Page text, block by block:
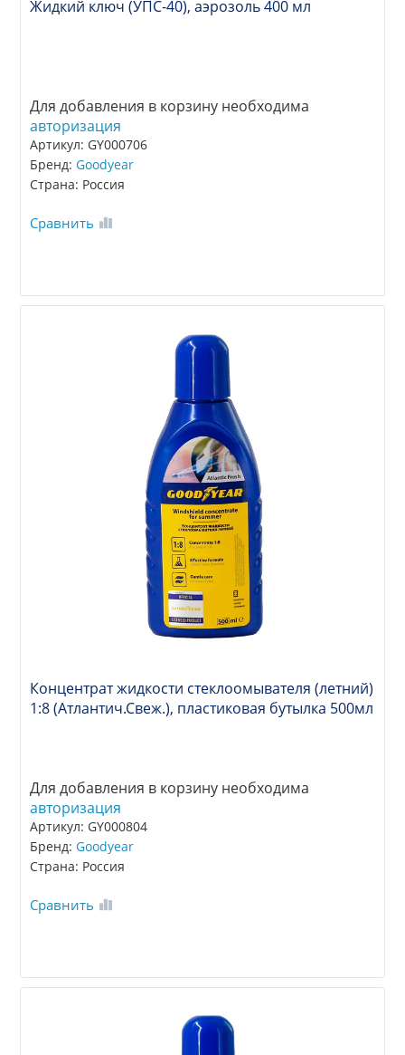
Жидкий ключ (УПС-40), аэрозоль 400 мл
Для добавления в корзину необходима
авторизация
Артикул: GY000706
Бренд:Goodyear
Страна: Россия
Сравнить
Концентрат жидкости стеклоомывателя (летний)
1:8 (Атлантич.Свеж.), пластиковая бутылка 500мл
Для добавления в корзину необходима
авторизация
Артикул: GY000804
Бренд:Goodyear
Страна: Россия
Сравнить